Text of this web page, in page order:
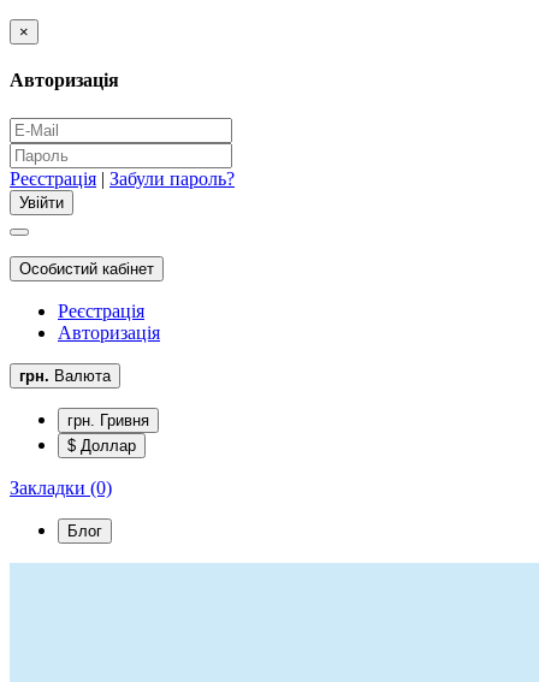
×
Авторизація
Реєстрація | Забули пароль?
Особистий кабінет
Реєстрація
Авторизація
грн. Валюта
грн. Гривня
$ Доллар
Закладки (0)
Блог